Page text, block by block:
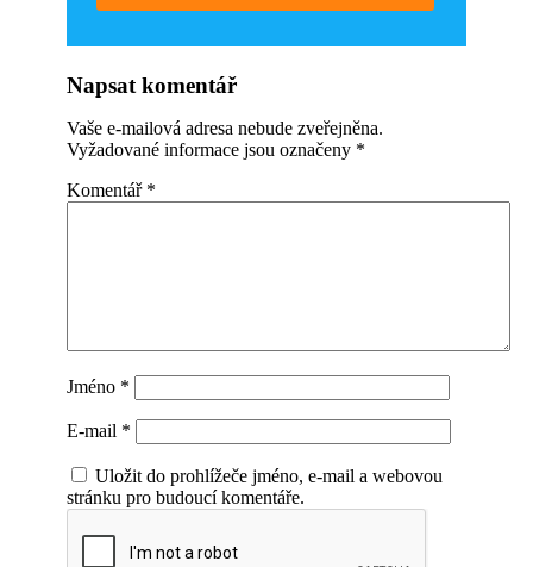
Napsat komentář
Vaše e-mailová adresa nebude zveřejněna.
Vyžadované informace jsou označeny *
Komentář *
Jméno *
E-mail *
Uložit do prohlížeče jméno, e-mail a webovou
stránku pro budoucí komentáře.